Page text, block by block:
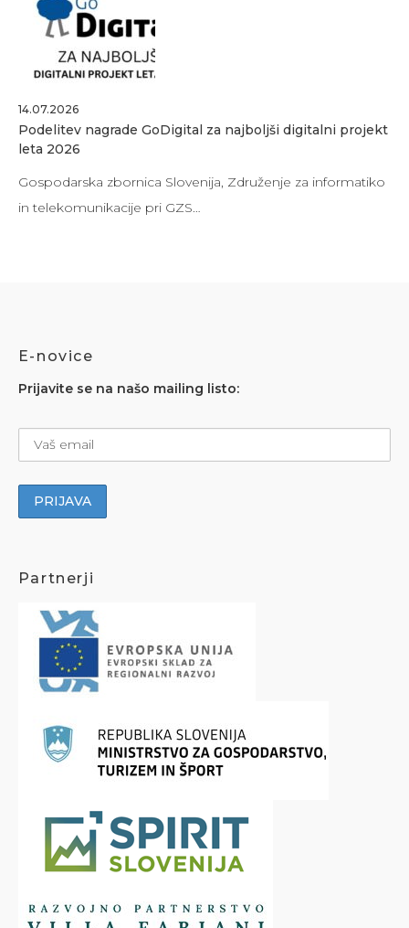
14.07.2026
Podelitev nagrade GoDigital za najboljši digitalni projekt
leta 2026
Gospodarska zbornica Slovenija, Združenje za informatiko
in telekomunikacije pri GZS…
E-novice
Prijavite se na našo mailing listo:
Partnerji